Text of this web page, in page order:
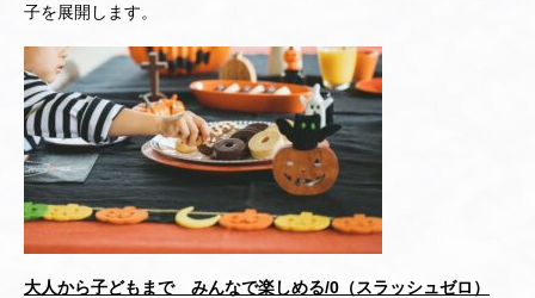
子を展開します。
大人から子どもまで みんなで楽しめる/0（スラッシュゼロ）